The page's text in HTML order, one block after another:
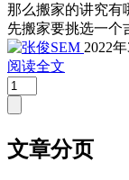
那么搬家的讲
先搬家要挑选一个
2022
阅读全文
文章分页